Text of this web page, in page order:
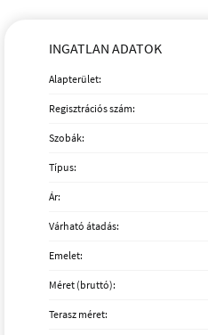
INGATLAN ADATOK
Alapterület:
Regisztrációs szám:
Szobák:
Típus:
Ár:
Várható átadás:
Emelet:
Méret (bruttó):
Terasz méret: